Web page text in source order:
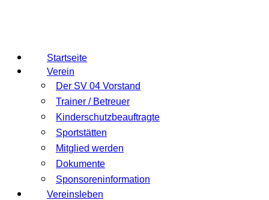
Startseite
Verein
Der SV 04 Vorstand
Trainer / Betreuer
Kinderschutzbeauftragte
Sportstätten
Mitglied werden
Dokumente
Sponsoreninformation
Vereinsleben